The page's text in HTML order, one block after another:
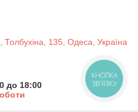
135, Одеса, Україна
до 18:00
КНОПКА
ЗВ'ЯЗКУ